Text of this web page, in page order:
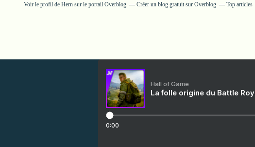
Voir le profil de Hernsur le portail Overblog Créer un blog gratuit sur Overblog Top articles
Hall of Game
La folle origine du Battle
0:00